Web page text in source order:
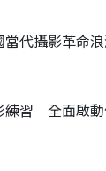
代攝影革命
練習 全面啟